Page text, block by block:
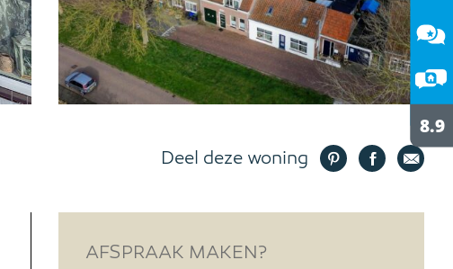
Deel deze woning
AFSPRAAK MAKEN?